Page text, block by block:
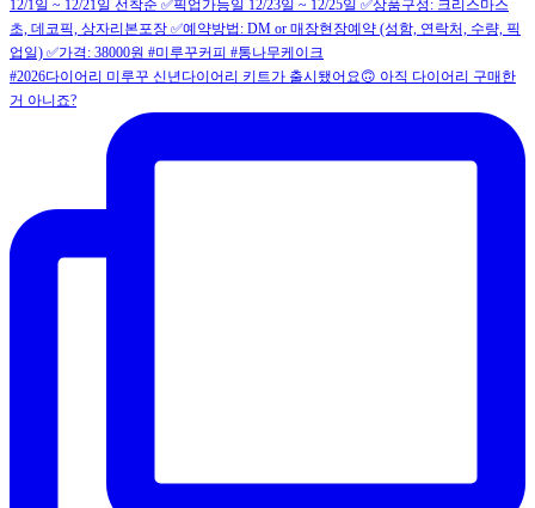
#2026다이어리 미루꾸 신년다이어리 키트가 출시됐어요🙃 아직 다이어리 구매한
거 아니죠?